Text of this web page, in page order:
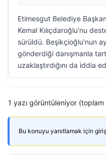
Etimesgut Belediye
Kemal Kılıçdaroğlu’nu
sürüldü. Beşikçioğlu’nun
gönderdiği danışmanla
uzaklaştırdığını da iddia
1 yazı görüntüleniyor (toplam
Bu konuyu yanıtlamak için giriş